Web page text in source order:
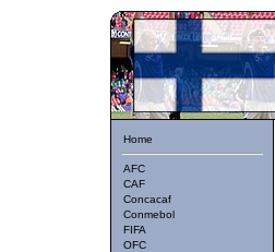
Home
AFC
CAF
Concacaf
Conmebol
FIFA
OFC